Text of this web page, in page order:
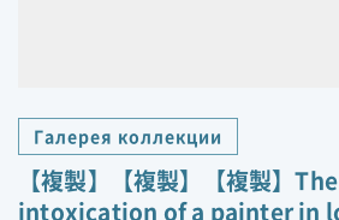
Галерея коллекции
【複製】【複製】【複製】
intoxication of a painter in